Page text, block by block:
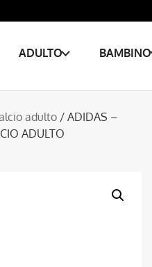
ADULTO BAMBINO
adulto / ADIDAS –
ADULTO